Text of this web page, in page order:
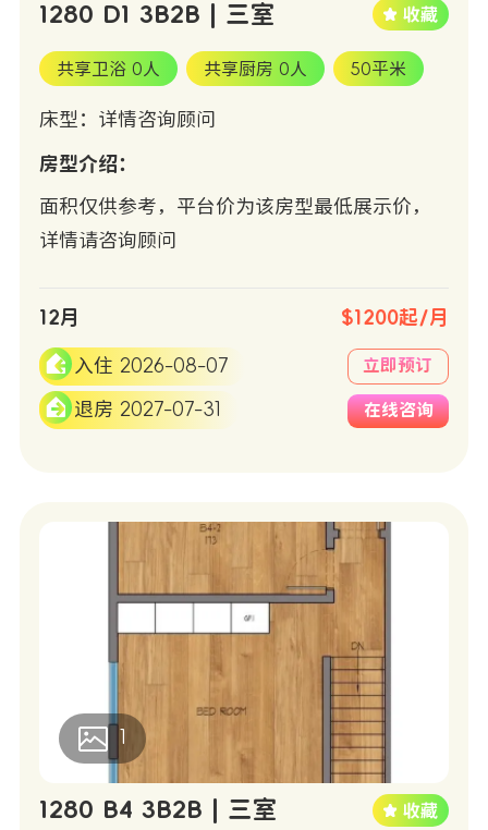
1280 D1 3B2B | 三室
共享卫浴 0人 共享厨房 0人 50平米
床型：详情咨询顾问
房型介绍：
面积仅供参考，平台价为该房型最低展示价，
详情请咨询顾问
12月 $1200起/月
入住 2026-08-07
退房 2027-07-31
立即预订
在线咨询
1
1280 B4 3B2B | 三室